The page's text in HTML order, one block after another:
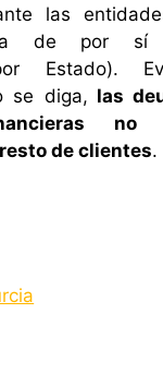
las
de por sí
Estado).
se diga, las
no
de clientes.